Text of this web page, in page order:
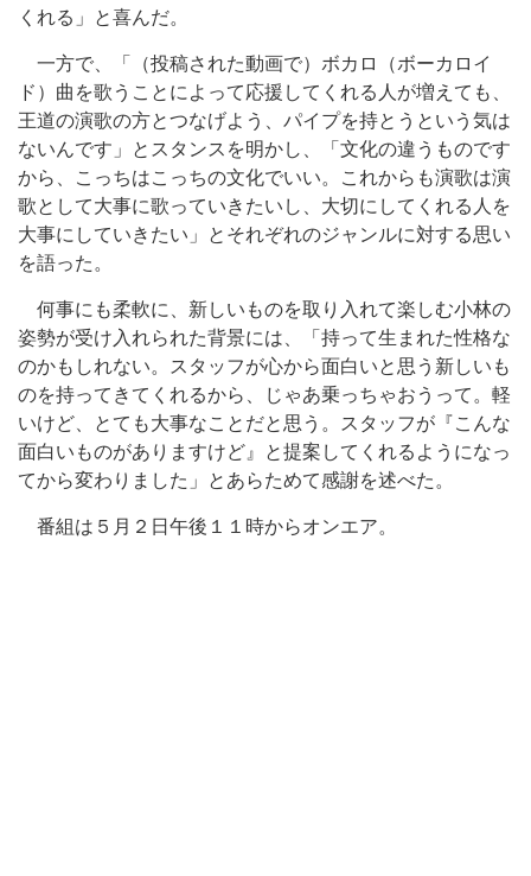
くれる」と喜んだ。
一方で、「（投稿された動画で）ボカロ（ボーカロイ
ド）曲を歌うことによって応援してくれる人が増えても、
王道の演歌の方とつなげよう、パイプを持とうという気は
ないんです」とスタンスを明かし、「文化の違うものです
から、こっちはこっちの文化でいい。これからも演歌は演
歌として大事に歌っていきたいし、大切にしてくれる人を
大事にしていきたい」とそれぞれのジャンルに対する思い
を語った。
何事にも柔軟に、新しいものを取り入れて楽しむ小林の
姿勢が受け入れられた背景には、「持って生まれた性格な
のかもしれない。スタッフが心から面白いと思う新しいも
のを持ってきてくれるから、じゃあ乗っちゃおうって。軽
いけど、とても大事なことだと思う。スタッフが『こんな
面白いものがありますけど』と提案してくれるようになっ
てから変わりました」とあらためて感謝を述べた。
番組は５月２日午後１１時からオンエア。